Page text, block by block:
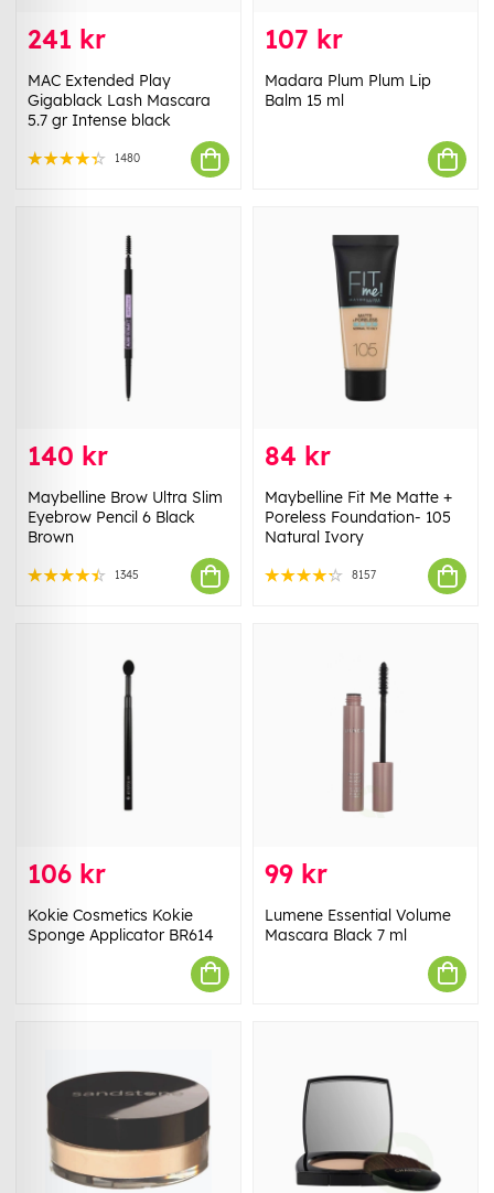
241 kr
MAC Extended Play
Gigablack Lash Mascara
5.7 gr Intense black
1480
107 kr
Madara Plum Plum Lip
Balm 15 ml
140 kr
Maybelline Brow Ultra Slim
Eyebrow Pencil 6 Black
Brown
1345
84 kr
Maybelline Fit Me Matte +
Poreless Foundation- 105
Natural Ivory
8157
106 kr
Kokie Cosmetics Kokie
Sponge Applicator BR614
99 kr
Lumene Essential Volume
Mascara Black 7 ml